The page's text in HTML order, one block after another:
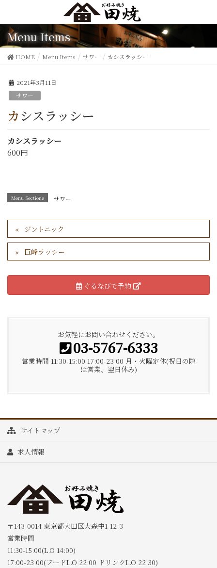
Menu Items
HOME Menu Items サワー カシスラッシー
2021年3月11日
サワー
カシスラッシー
カシスラッシー
600円
Menu Sections サワー
ジントニック
巨峰ラッシー
ぐるなびで予約
お気軽にお問い合わせください。
03-5767-6333
営業時間 11:30-15:00 17:00-23:00 月・火曜定休(祝日の際
は営業、翌日休み)
サイトマップ
求人情報
〒143-0014 東京都大田区大森中1-12-3
営業時間
11:30-15:00(L.O 14:00)
17:00-23:00(フードL.O 22:00 ドリンクL.O 22:30)